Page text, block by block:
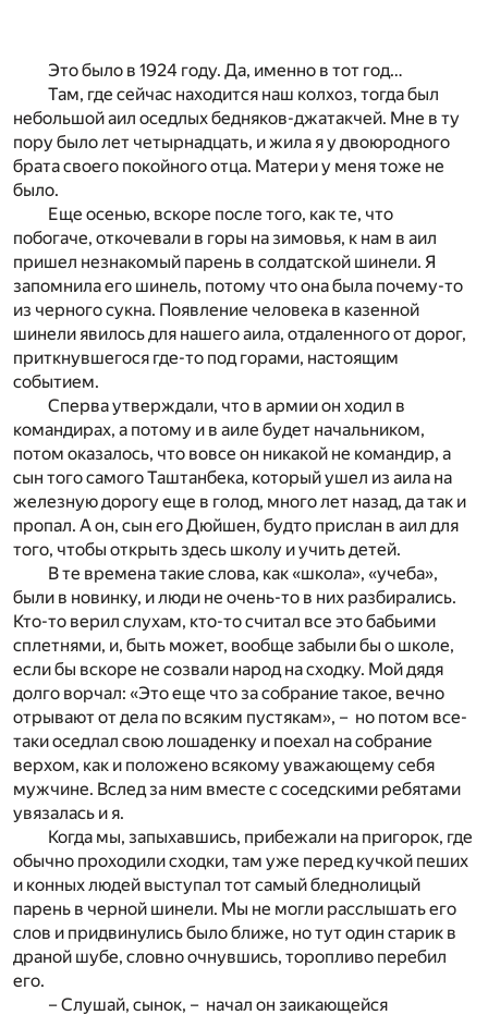
Это было в 1924 году. Да, именно в тот год…
Там, где сейчас находится наш колхоз, тогда был
небольшой аил оседлых бедняков-джатакчей. Мне в ту
пору было лет четырнадцать, и жила я у двоюродного
брата своего покойного отца. Матери у меня тоже не
было.
Еще осенью, вскоре после того, как те, что
побогаче, откочевали в горы на зимовья, к нам в аил
пришел незнакомый парень в солдатской шинели. Я
запомнила его шинель, потому что она была почему-то
из черного сукна. Появление человека в казенной
шинели явилось для нашего аила, отдаленного от дорог,
приткнувшегося где-то под горами, настоящим
событием.
Сперва утверждали, что в армии он ходил в
командирах, а потому и в аиле будет начальником,
потом оказалось, что вовсе он никакой не командир, а
сын того самого Таштанбека, который ушел из аила на
железную дорогу еще в голод, много лет назад, да так и
пропал. А он, сын его Дюйшен, будто прислан в аил для
того, чтобы открыть здесь школу и учить детей.
В те времена такие слова, как «школа», «учеба»,
были в новинку, и люди не очень-то в них разбирались.
Кто-то верил слухам, кто-то считал все это бабьими
сплетнями, и, быть может, вообще забыли бы о школе,
если бы вскоре не созвали народ на сходку. Мой дядя
долго ворчал: «Это еще что за собрание такое, вечно
отрывают от дела по всяким пустякам», – но потом все-
таки оседлал свою лошаденку и поехал на собрание
верхом, как и положено всякому уважающему себя
мужчине. Вслед за ним вместе с соседскими ребятами
увязалась и я.
Когда мы, запыхавшись, прибежали на пригорок, где
обычно проходили сходки, там уже перед кучкой пеших
и конных людей выступал тот самый бледнолицый
парень в черной шинели. Мы не могли расслышать его
слов и придвинулись было ближе, но тут один старик в
драной шубе, словно очнувшись, торопливо перебил
его.
– Слушай, сынок, – начал он заикающейся